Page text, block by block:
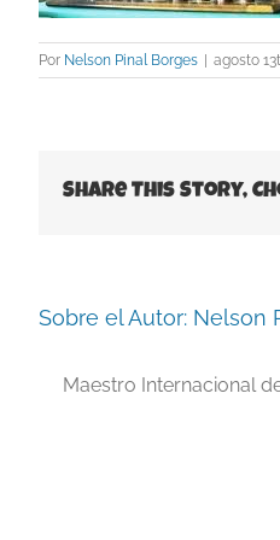
Por Nelson Pinal Borges | agosto
Share This Story,
Sobre el Autor: Nelson
Maestro Internacional